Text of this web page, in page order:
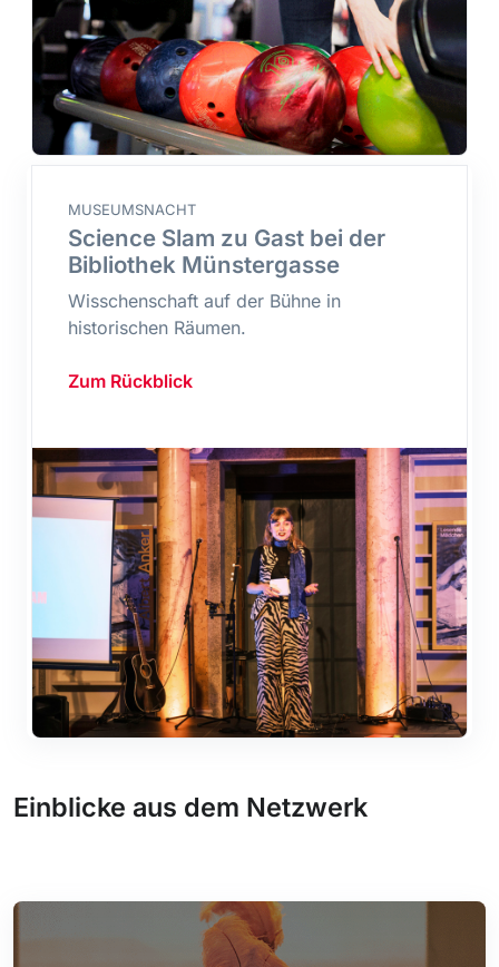
MUSEUMSNACHT
Science Slam zu Gast bei der
Bibliothek Münstergasse
Wisschenschaft auf der Bühne in
historischen Räumen.
Zum Rückblick
Einblicke aus dem Netzwerk